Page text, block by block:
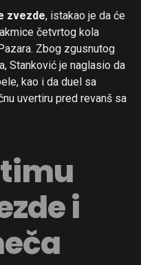
zvezde, istakao je da će
četvrtog kola
Zbog zgusnutog
Stanković je naglasio da
kao i da duel sa
uvertiru pred revanš sa
i